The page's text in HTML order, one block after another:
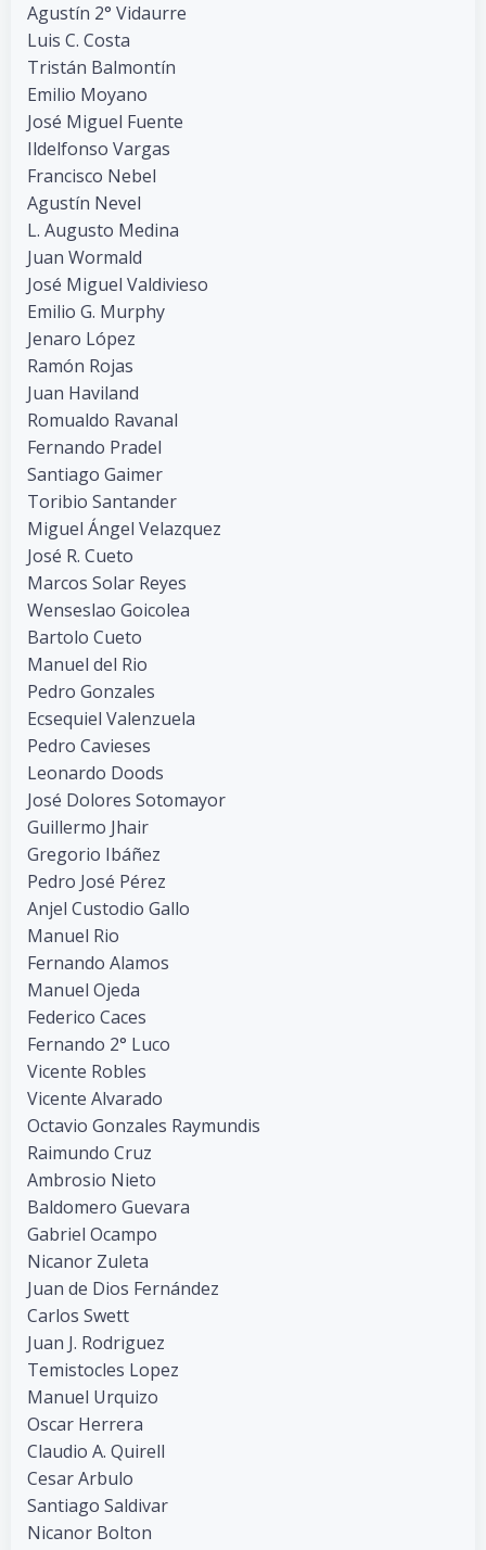
Agustín 2° Vidaurre
Luis C. Costa
Tristán Balmontín
Emilio Moyano
José Miguel Fuente
Ildelfonso Vargas
Francisco Nebel
Agustín Nevel
L. Augusto Medina
Juan Wormald
José Miguel Valdivieso
Emilio G. Murphy
Jenaro López
Ramón Rojas
Juan Haviland
Romualdo Ravanal
Fernando Pradel
Santiago Gaimer
Toribio Santander
Miguel Ángel Velazquez
José R. Cueto
Marcos Solar Reyes
Wenseslao Goicolea
Bartolo Cueto
Manuel del Rio
Pedro Gonzales
Ecsequiel Valenzuela
Pedro Cavieses
Leonardo Doods
José Dolores Sotomayor
Guillermo Jhair
Gregorio Ibáñez
Pedro José Pérez
Anjel Custodio Gallo
Manuel Rio
Fernando Alamos
Manuel Ojeda
Federico Caces
Fernando 2° Luco
Vicente Robles
Vicente Alvarado
Octavio Gonzales Raymundis
Raimundo Cruz
Ambrosio Nieto
Baldomero Guevara
Gabriel Ocampo
Nicanor Zuleta
Juan de Dios Fernández
Carlos Swett
Juan J. Rodriguez
Temistocles Lopez
Manuel Urquizo
Oscar Herrera
Claudio A. Quirell
Cesar Arbulo
Santiago Saldivar
Nicanor Bolton